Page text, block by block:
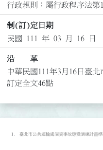
行政規則：屬行政程序法第
制(訂)定日期
民國 111 年 03 月 16 日
沿 革
中華民國111年3月16日臺
訂定全文46點
臺北市公共運輸處個資事故應變演練計畫